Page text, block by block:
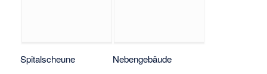
Spitalscheune
Nebengebäude